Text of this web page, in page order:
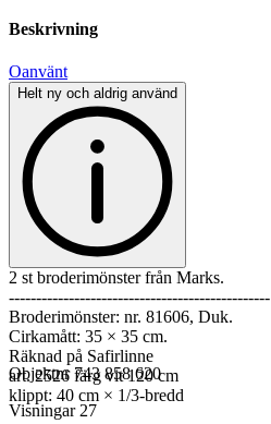
Beskrivning
Oanvänt
Helt ny och aldrig använd
2 st broderimönster från Marks.
------------------------------------------------
Broderimönster: nr. 81606, Duk.
Cirkamått: 35 × 35 cm.
Räknad på Safirlinne
art. 2526 färg vit 120 cm
klippt: 40 cm × 1/3-bredd
Objektnr 743 858 620
Visningar 27